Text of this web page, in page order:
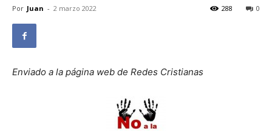
Por Juan - 2 marzo 2022 0
288
Enviado a la página web de Redes Cristianas